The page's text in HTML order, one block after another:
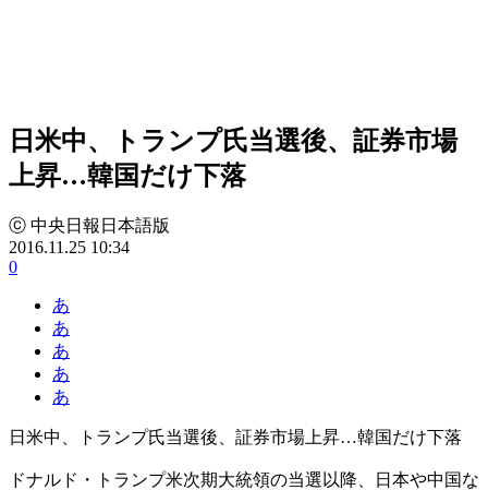
日米中、トランプ氏当選後、証券市場
上昇…韓国だけ下落
ⓒ 中央日報日本語版
2016.11.25 10:34
0
あ
あ
あ
あ
あ
日米中、トランプ氏当選後、証券市場上昇…韓国だけ下落
ドナルド・トランプ米次期大統領の当選以降、日本や中国な